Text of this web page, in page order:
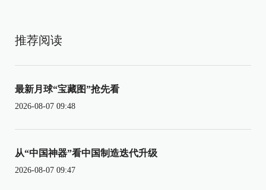
推荐阅读
最新月球“宝藏图”抢先看
2026-08-07 09:48
从“中国神器”看中国制造迭代升级
2026-08-07 09:47